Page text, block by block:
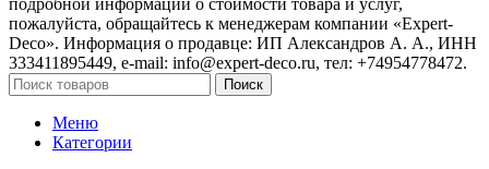
подробной информации о стоимости товара и услуг,
пожалуйста, обращайтесь к менеджерам компании «Expert-
Deco». Информация о продавце: ИП Александров А. А., ИНН
333411895449, e-mail: info@expert-deco.ru, тел: +74954778472.
Поиск
Меню
Категории